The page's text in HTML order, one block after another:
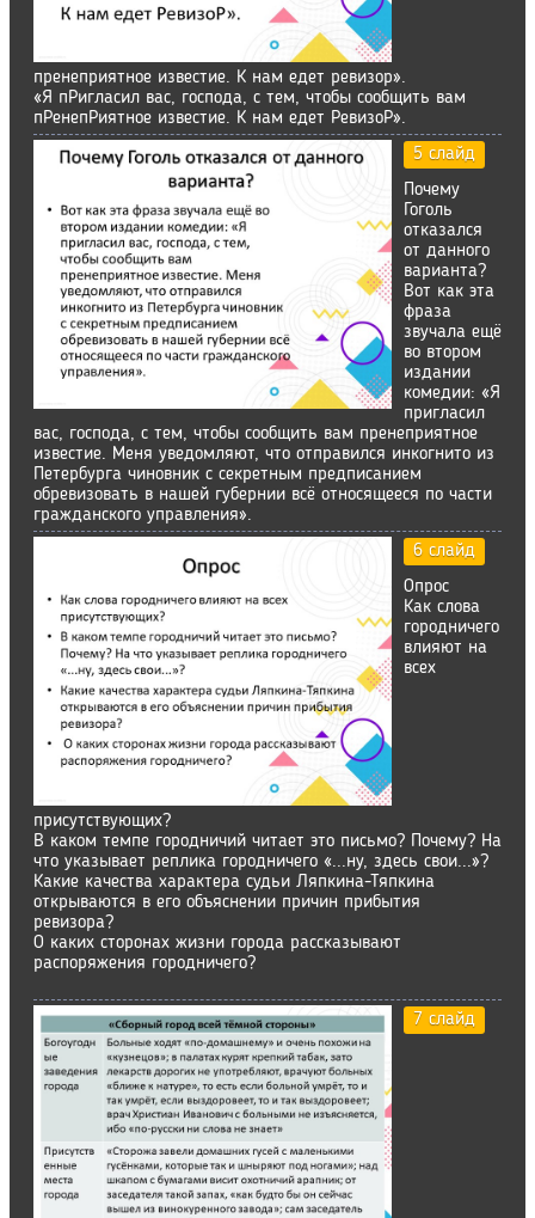
пренеприятное известие. К нам едет ревизор».
«Я пРигласил вас, господа, с тем, чтобы сообщить вам
пРенепРиятное известие. К нам едет РевизоР».
5 слайд
Почему
Гоголь
отказался
от данного
варианта?
Вот как эта
фраза
звучала ещё
во втором
издании
комедии: «Я
пригласил
вас, господа, с тем, чтобы сообщить вам пренеприятное
известие. Меня уведомляют, что отправился инкогнито из
Петербурга чиновник с секретным предписанием
обревизовать в нашей губернии всё относящееся по части
гражданского управления».
6 слайд
Опрос
Как слова
городничего
влияют на
всех
присутствующих?
В каком темпе городничий читает это письмо? Почему? На
что указывает реплика городничего «...ну, здесь свои...»?
Какие качества характера судьи Ляпкина-Тяпкина
открываются в его объяснении причин прибытия
ревизора?
О каких сторонах жизни города рассказывают
распоряжения городничего?
7 слайд